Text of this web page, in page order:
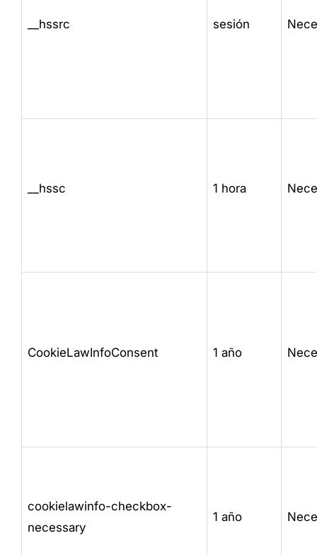
__hssrc sesión
__hssc 1 hora
CookieLawInfoConsent 1 año
cookielawinfo-checkbox-
necessary
1 año